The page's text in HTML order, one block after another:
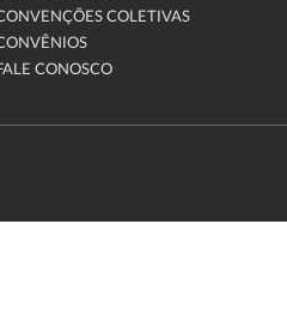
COLETIVAS
CONOSCO